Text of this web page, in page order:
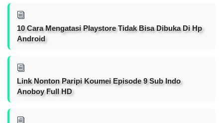
10 Cara Mengatasi Playstore Tidak Bisa Dibuka Di Hp
Android
Link Nonton Paripi Koumei Episode 9 Sub Indo
Anoboy Full HD